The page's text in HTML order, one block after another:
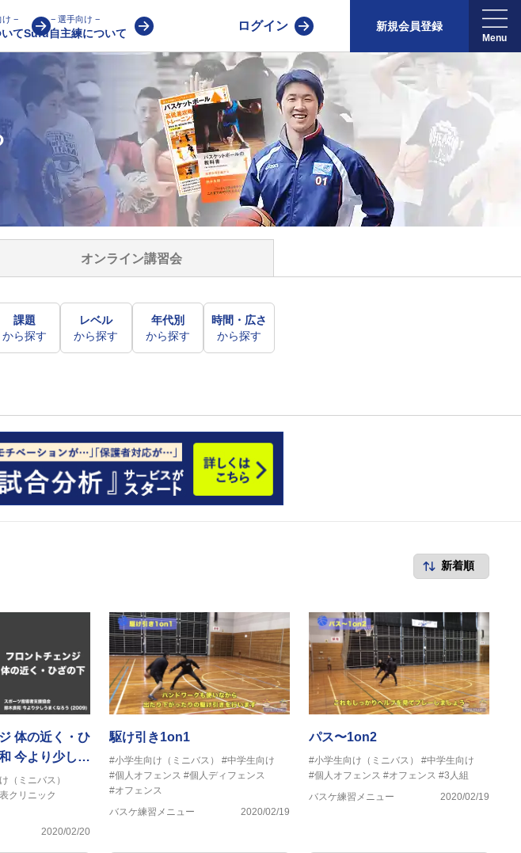
け −
て
− 選手向け −
Sufu自主練について
ログイン 新規会員登録
オンライン講習会
課題
から探す
レベル
から探す
年代別
から探す
時間・広さ
から探す
体の近く・ひ
今より少しう
（ミニバス）
クリニック
2020/02/20
駆け引き1on1
#小学生向け（ミニバス）
#中学生向け
#個人オフェンス #個人ディフェンス
#オフェンス
バスケ練習メニュー
2020/02/19
パス〜1on2
#小学生向け（ミニバス）
#中学生向け
#個人オフェンス #オフェンス #3人組
バスケ練習メニュー
2020/02/19